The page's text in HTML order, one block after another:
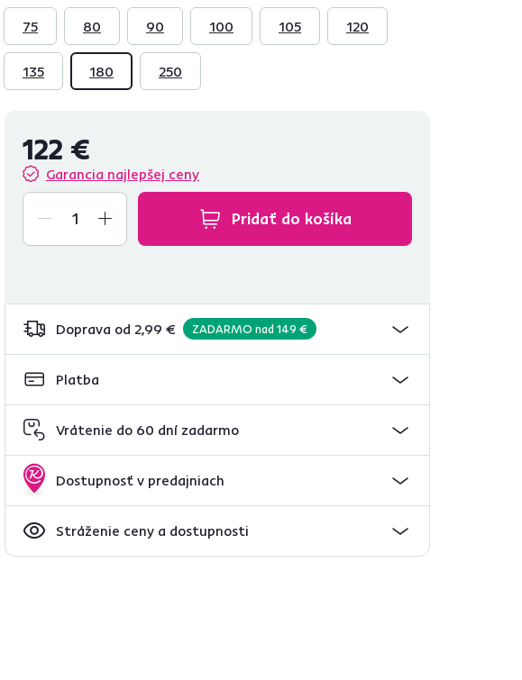
75 80 90 100 105 120
135 180 250
122 €
Garancia najlepšej ceny
Pridať do košíka
Doprava od 2,99 € ZADARMO nad 149 €
Platba
Vrátenie do 60 dní zadarmo
Dostupnosť v predajniach
Stráženie ceny a dostupnosti